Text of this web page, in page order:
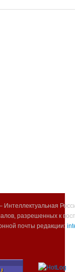
разрешенных к
почты редакции: